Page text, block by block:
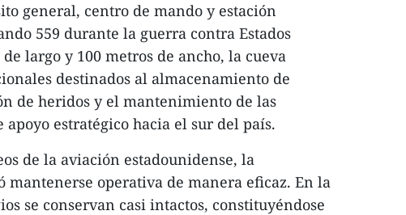
general, centro de mando y estación
559 durante la guerra contra Estados
largo y 100 metros de ancho, la cueva
destinados al almacenamiento de
de heridos y el mantenimiento de las
estratégico hacia el sur del país.
de la aviación estadounidense, la
operativa de manera eficaz. En la
se conservan casi intactos, constituyéndose